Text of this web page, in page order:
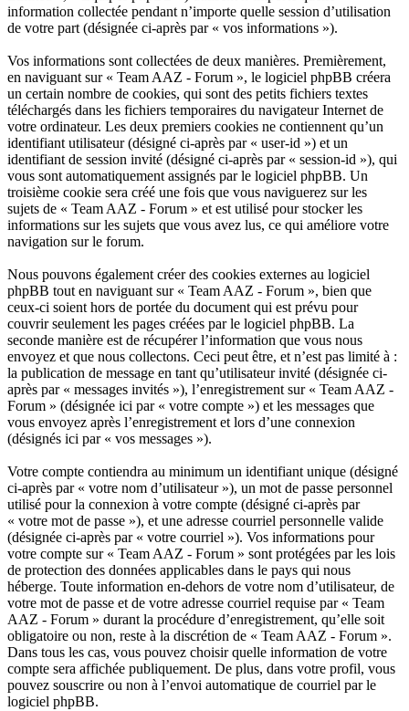
information collectée pendant n’importe quelle session d’utilisation
de votre part (désignée ci-après par « vos informations »).
Vos informations sont collectées de deux manières. Premièrement,
en naviguant sur « Team AAZ - Forum », le logiciel phpBB créera
un certain nombre de cookies, qui sont des petits fichiers textes
téléchargés dans les fichiers temporaires du navigateur Internet de
votre ordinateur. Les deux premiers cookies ne contiennent qu’un
identifiant utilisateur (désigné ci-après par « user-id ») et un
identifiant de session invité (désigné ci-après par « session-id »), qui
vous sont automatiquement assignés par le logiciel phpBB. Un
troisième cookie sera créé une fois que vous naviguerez sur les
sujets de « Team AAZ - Forum » et est utilisé pour stocker les
informations sur les sujets que vous avez lus, ce qui améliore votre
navigation sur le forum.
Nous pouvons également créer des cookies externes au logiciel
phpBB tout en naviguant sur « Team AAZ - Forum », bien que
ceux-ci soient hors de portée du document qui est prévu pour
couvrir seulement les pages créées par le logiciel phpBB. La
seconde manière est de récupérer l’information que vous nous
envoyez et que nous collectons. Ceci peut être, et n’est pas limité à :
la publication de message en tant qu’utilisateur invité (désignée ci-
après par « messages invités »), l’enregistrement sur « Team AAZ -
Forum » (désignée ici par « votre compte ») et les messages que
vous envoyez après l’enregistrement et lors d’une connexion
(désignés ici par « vos messages »).
Votre compte contiendra au minimum un identifiant unique (désigné
ci-après par « votre nom d’utilisateur »), un mot de passe personnel
utilisé pour la connexion à votre compte (désigné ci-après par
« votre mot de passe »), et une adresse courriel personnelle valide
(désignée ci-après par « votre courriel »). Vos informations pour
votre compte sur « Team AAZ - Forum » sont protégées par les lois
de protection des données applicables dans le pays qui nous
héberge. Toute information en-dehors de votre nom d’utilisateur, de
votre mot de passe et de votre adresse courriel requise par « Team
AAZ - Forum » durant la procédure d’enregistrement, qu’elle soit
obligatoire ou non, reste à la discrétion de « Team AAZ - Forum ».
Dans tous les cas, vous pouvez choisir quelle information de votre
compte sera affichée publiquement. De plus, dans votre profil, vous
pouvez souscrire ou non à l’envoi automatique de courriel par le
logiciel phpBB.